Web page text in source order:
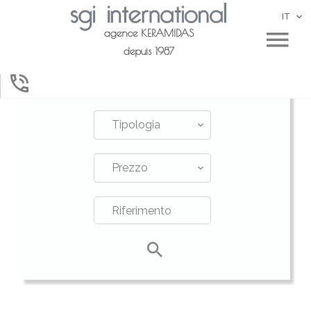
agence KERAMIDAS
depuis 1987
IT
Tipologia
Prezzo